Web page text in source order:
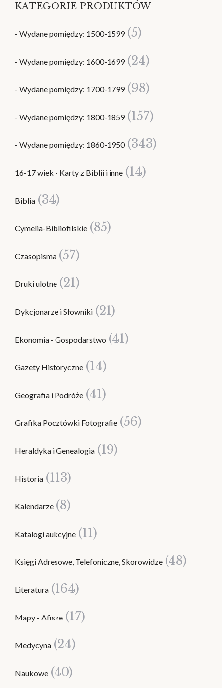
KATEGORIE PRODUKTÓW
- Wydane pomiędzy: 1500-1599 (5)
- Wydane pomiędzy: 1600-1699 (24)
- Wydane pomiędzy: 1700-1799 (98)
- Wydane pomiędzy: 1800-1859 (157)
- Wydane pomiędzy: 1860-1950 (343)
16-17 wiek - Karty z Biblii i inne (14)
Biblia (34)
Cymelia-Bibliofilskie (85)
Czasopisma (57)
Druki ulotne (21)
Dykcjonarze i Słowniki (21)
Ekonomia - Gospodarstwo (41)
Gazety Historyczne (14)
Geografia i Podróże (41)
Grafika Pocztówki Fotografie (56)
Heraldyka i Genealogia (19)
Historia (113)
Kalendarze (8)
Katalogi aukcyjne (11)
Księgi Adresowe, Telefoniczne, Skorowidze (48)
Literatura (164)
Mapy - Afisze (17)
Medycyna (24)
Naukowe (40)